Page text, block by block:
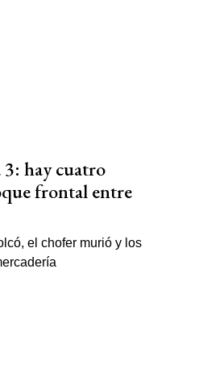
hay cuatro
frontal entre